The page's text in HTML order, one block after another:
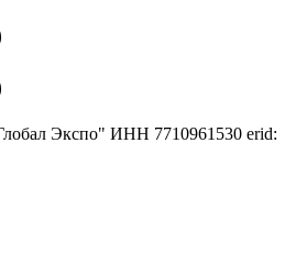
Экспо" ИНН 7710961530 erid: